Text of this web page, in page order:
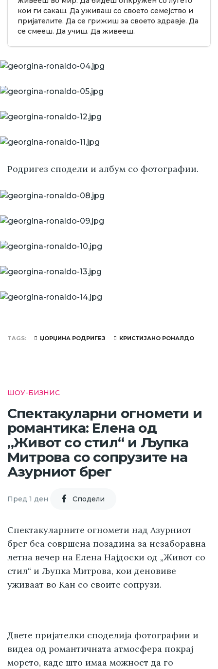
кои ги сакаш. Да уживаш со своето семејство и
пријателите. Да се грижиш за своето здравје. Да
се смееш. Да учиш. Да живееш.
Родригез сподели и албум со фотографии.
TAGS ЏОРЏИНА РОДРИГЕЗ КРИСТИЈАНО РОНАЛДО
ШОУ-БИЗНИС
Спектакуларни огномети и
романтика: Елена од
„Живот со стил“ и Љупка
Митрова со сопрузите на
Азурниот брег
Пред 1 ден Cподели
Спектакуларните огномети над Азурниот
брег беа совршена позадина за незаборавна
летна вечер на Елена Најдоски од „Живот со
стил“ и Љупка Митрова, кои деновиве
уживаат во Кан со своите сопрузи.
Двете пријателки споделија фотографии и
видеа од романтичната атмосфера покрај
морето, каде што имаа можност да го